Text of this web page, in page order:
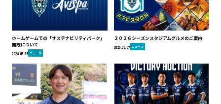
ホームゲームでの「サステナビリティパーク」
開設について
2026.08.08 ニュース
２０２６シーズンスタジアムグルメのご案内
2026.08.07 ニュース